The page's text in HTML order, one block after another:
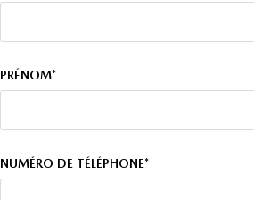
PRÉNOM*
NUMÉRO DE TÉLÉPHONE*